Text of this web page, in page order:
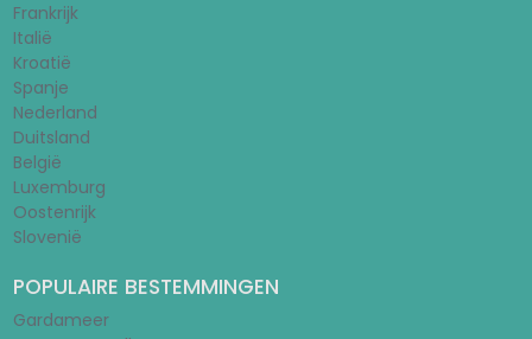
Frankrijk
Italië
Kroatië
Spanje
Nederland
Duitsland
België
Luxemburg
Oostenrijk
Slovenië
POPULAIRE BESTEMMINGEN
Gardameer